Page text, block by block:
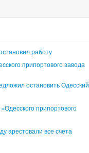
работу
припортового завода
остановить Одесский
припортового
арестовали все счета